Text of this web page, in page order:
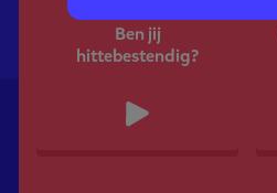
Ben jij
hittebestendig?